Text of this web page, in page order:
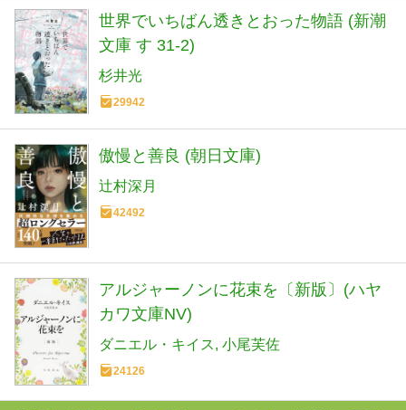
世界でいちばん透きとおった物語 (新潮
文庫 す 31-2)
杉井光
29942
傲慢と善良 (朝日文庫)
辻村深月
42492
アルジャーノンに花束を〔新版〕(ハヤ
カワ文庫NV)
ダニエル・キイス 小尾芙佐
24126